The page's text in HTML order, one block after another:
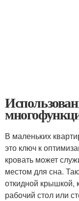
В маленьких
это ключ к
кровать может
местом для сна.
откидной крышкой,
рабочий стол или